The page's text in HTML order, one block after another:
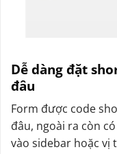
Dễ dàng đặt
đâu
Form được code
đâu, ngoài ra còn
vào sidebar hoặc vị